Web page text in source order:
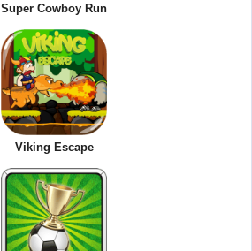
Super Cowboy Run
Viking Escape